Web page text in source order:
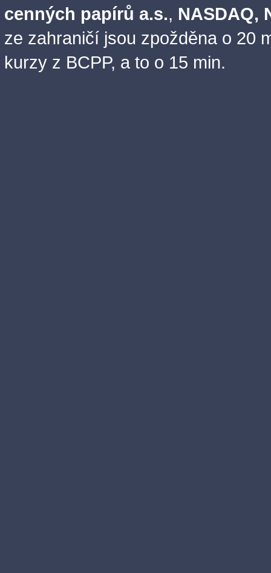
cenných papírů a.s., NASDAQ,
ze zahraničí jsou zpožděna o 20
kurzy z BCPP, a to o 15 min.